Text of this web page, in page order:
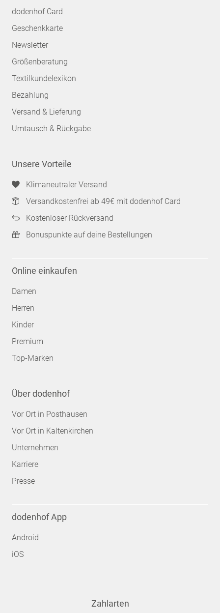
dodenhof Card
Geschenkkarte
Newsletter
Größenberatung
Textilkundelexikon
Bezahlung
Versand & Lieferung
Umtausch & Rückgabe
Unsere Vorteile
Klimaneutraler Versand
Versandkostenfrei ab 49€ mit dodenhof Card
Kostenloser Rückversand
Bonuspunkte auf deine Bestellungen
Online einkaufen
Damen
Herren
Kinder
Premium
Top-Marken
Über dodenhof
Vor Ort in Posthausen
Vor Ort in Kaltenkirchen
Unternehmen
Karriere
Presse
dodenhof App
Android
iOS
Zahlarten